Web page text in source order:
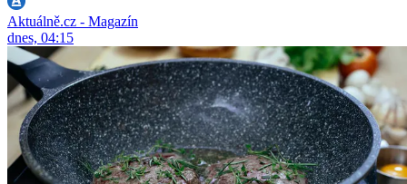
Aktuálně.cz - Magazín
dnes, 04:15